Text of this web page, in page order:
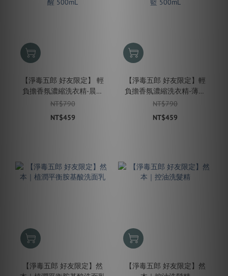
【淨毒五郎 好友限定】 輕
負擔香氛濃縮洗衣精-晨光
初醒 500mL
NT$790
NT$459
【淨毒五郎 好友限定】輕
負擔香氛濃縮洗衣精-薄夜
搖籃 500mL
NT$790
NT$459
【淨毒五郎 好友限定】然
【淨毒五郎 好友限定】然